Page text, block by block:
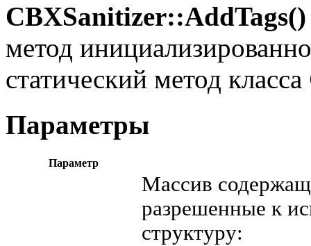
CBXSanitizer::AddTags()
метод
статический метод класса
Параметры
Параметр
Массив
разрешенные к
структуру: